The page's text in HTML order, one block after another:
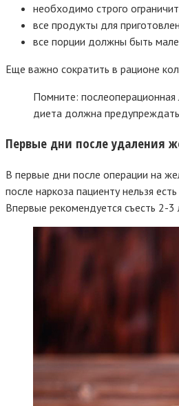
необходимо строго
все продукты для
все порции должны быть
Еще важно сократить в рационе
Помните:
диета должна
Первые дни после удаления
В первые дни после операции на
после наркоза пациенту нельзя
Впервые рекомендуется съесть 2-